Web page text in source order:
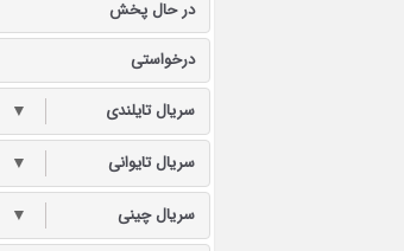
در حال پخش
درخواستی
سریال تایلندی ▼
سریال تایوانی ▼
سریال چینی ▼